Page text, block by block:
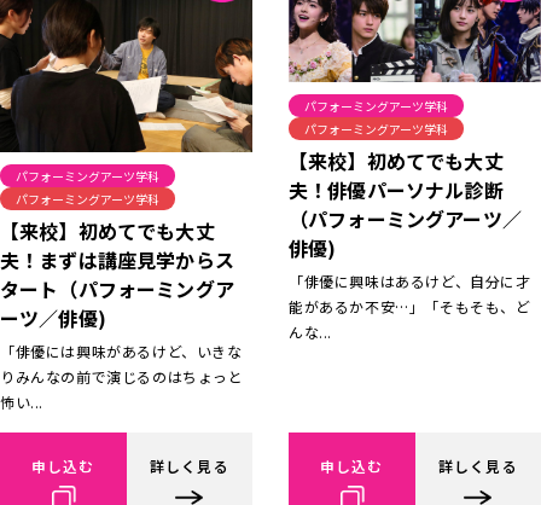
パフォーミングアーツ学科
パフォーミングアーツ学科
【来校】初めてでも大丈
夫！まずは講座見学からス
タート（パフォーミングア
ーツ／俳優)
「俳優には興味があるけど、いきな
りみんなの前で演じるのはちょっと
怖い...
申し込む 詳しく見る
パフォーミングアーツ学科
パフォーミングアーツ学科
【来校】初めてでも大丈
夫！俳優パーソナル診断
（パフォーミングアーツ／
俳優)
「俳優に興味はあるけど、自分に才
能があるか不安…」「そもそも、ど
んな...
申し込む 詳しく見る